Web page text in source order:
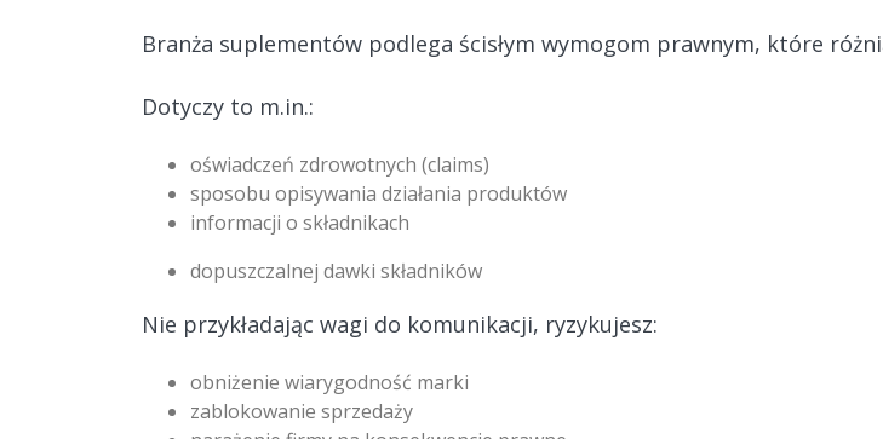
Branża suplementów podlega ścisłym wymogom prawnym, które
Dotyczy to m.in.:
oświadczeń zdrowotnych (claims)
sposobu opisywania działania produktów
informacji o składnikach
dopuszczalnej dawki składników
Nie przykładając wagi do komunikacji, ryzykujesz:
obniżenie wiarygodność marki
zablokowanie sprzedaży